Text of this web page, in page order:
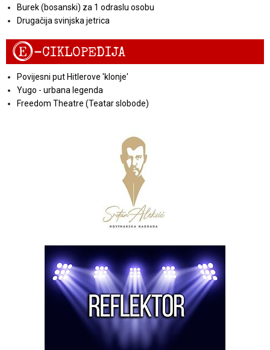
Burek (bosanski) za 1 odraslu osobu
Drugačija svinjska jetrica
E-CIKLOPEDIJA
Povijesni put Hitlerove 'klonje'
Yugo - urbana legenda
Freedom Theatre (Teatar slobode)